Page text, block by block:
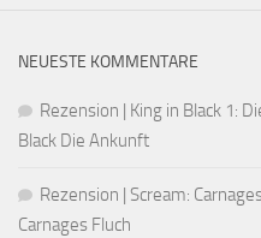
NEUESTE KOMMENTARE
Rezension | King in Black 1:
Black Die Ankunft
Rezension | Scream:
Carnages Fluch